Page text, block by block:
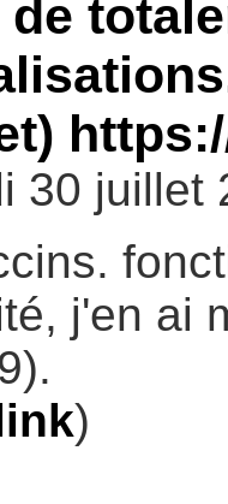
30 juillet
j'en ai
)